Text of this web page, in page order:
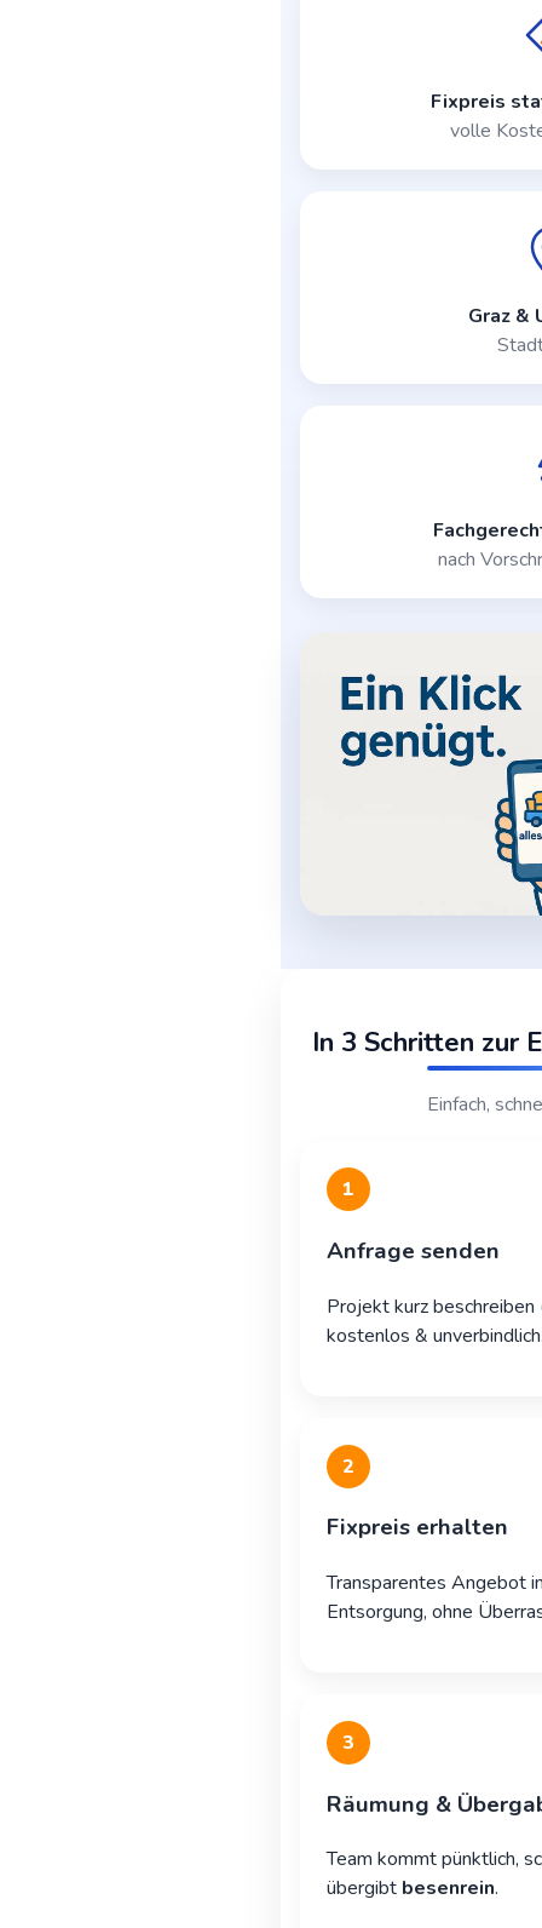
Fixpreis
volle
Graz &
nach
In 3 Schritten zur
Einfach,
1
Anfrage senden
Projekt kurz beschreiben
kostenlos &
2
Fixpreis erhalten
Transparentes Angebot
Entsorgung, ohne
3
Räumung &
Team kommt pünktlich,
übergibt besenrein.